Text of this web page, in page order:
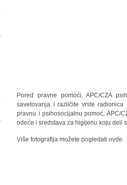
Pored pravne pomoći, APC/CZA
savetovanja i različite vrste
pravnu i psihosocijalnu pomoć, APC/
odeće i sredstava za higijenu koju deli
Više fotografija možete pogledatiovde.